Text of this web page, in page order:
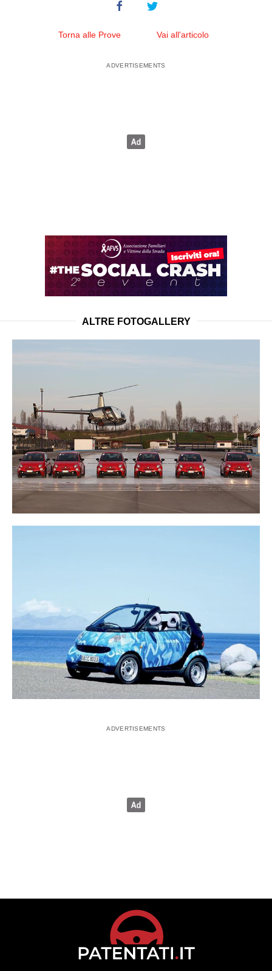
Torna alle Prove Vai all'articolo
ALTRE FOTOGALLERY